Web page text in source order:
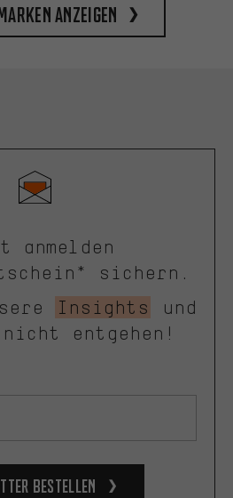
anzeigen
anmelden
sichern.
Insights
und
nicht entgehen!
bestellen